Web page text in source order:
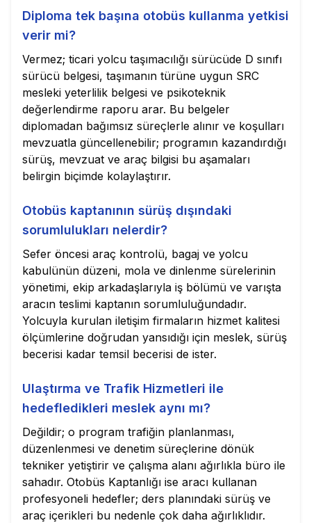
Diploma tek başına otobüs kullanma yetkisi
verir mi?
Vermez; ticari yolcu taşımacılığı sürücüde D sınıfı
sürücü belgesi, taşımanın türüne uygun SRC
mesleki yeterlilik belgesi ve psikoteknik
değerlendirme raporu arar. Bu belgeler
diplomadan bağımsız süreçlerle alınır ve koşulları
mevzuatla güncellenebilir; programın kazandırdığı
sürüş, mevzuat ve araç bilgisi bu aşamaları
belirgin biçimde kolaylaştırır.
Otobüs kaptanının sürüş dışındaki
sorumlulukları nelerdir?
Sefer öncesi araç kontrolü, bagaj ve yolcu
kabulünün düzeni, mola ve dinlenme sürelerinin
yönetimi, ekip arkadaşlarıyla iş bölümü ve varışta
aracın teslimi kaptanın sorumluluğundadır.
Yolcuyla kurulan iletişim firmaların hizmet kalitesi
ölçümlerine doğrudan yansıdığı için meslek, sürüş
becerisi kadar temsil becerisi de ister.
Ulaştırma ve Trafik Hizmetleri ile
hedefledikleri meslek aynı mı?
Değildir; o program trafiğin planlanması,
düzenlenmesi ve denetim süreçlerine dönük
tekniker yetiştirir ve çalışma alanı ağırlıkla büro ile
sahadır. Otobüs Kaptanlığı ise aracı kullanan
profesyoneli hedefler; ders planındaki sürüş ve
araç içerikleri bu nedenle çok daha ağırlıklıdır.